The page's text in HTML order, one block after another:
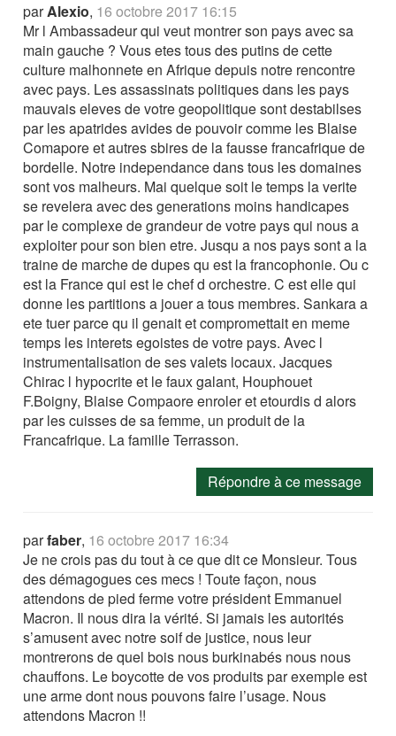
parAlexio, 16 octobre 2017 16:15
Mr l Ambassadeur qui veut montrer son pays avec sa
main gauche ? Vous etes tous des putins de cette
culture malhonnete en Afrique depuis notre rencontre
avec pays. Les assassinats politiques dans les pays
mauvais eleves de votre geopolitique sont destabilses
par les apatrides avides de pouvoir comme les Blaise
Comapore et autres sbires de la fausse francafrique de
bordelle. Notre independance dans tous les domaines
sont vos malheurs. Mai quelque soit le temps la verite
se revelera avec des generations moins handicapes
par le complexe de grandeur de votre pays qui nous a
exploiter pour son bien etre. Jusqu a nos pays sont a la
traine de marche de dupes qu est la francophonie. Ou c
est la France qui est le chef d orchestre. C est elle qui
donne les partitions a jouer a tous membres. Sankara a
ete tuer parce qu il genait et compromettait en meme
temps les interets egoistes de votre pays. Avec l
instrumentalisation de ses valets locaux. Jacques
Chirac l hypocrite et le faux galant, Houphouet
F.Boigny, Blaise Compaore enroler et etourdis d alors
par les cuisses de sa femme, un produit de la
Francafrique. La famille Terrasson.
Répondre à ce message
parfaber, 16 octobre 2017 16:34
Je ne crois pas du tout à ce que dit ce Monsieur. Tous
des démagogues ces mecs ! Toute façon, nous
attendons de pied ferme votre président Emmanuel
Macron. Il nous dira la vérité. Si jamais les autorités
s’amusent avec notre soif de justice, nous leur
montrerons de quel bois nous burkinabés nous nous
chauffons. Le boycotte de vos produits par exemple est
une arme dont nous pouvons faire l’usage. Nous
attendons Macron !!